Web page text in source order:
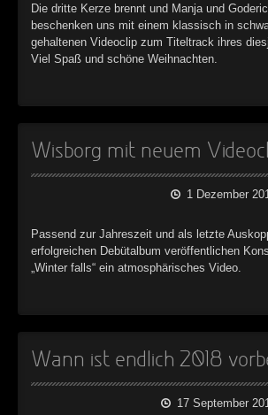
Die dritte Kerze brennt und Manja und
beschenken uns mit einem klassisch in
gehaltenen Videoclip zum Titeltrack ihres
Viel Spaß und schöne Weihnachten.
Wisborg mit neuem
1 Dezember
Passend zur Jahreszeit und als letzte
erfolgreichen Debütalbum veröffentlichen
„Winter falls“ ein atmosphärisches Video.
Wann ist endlich 2018
17 September